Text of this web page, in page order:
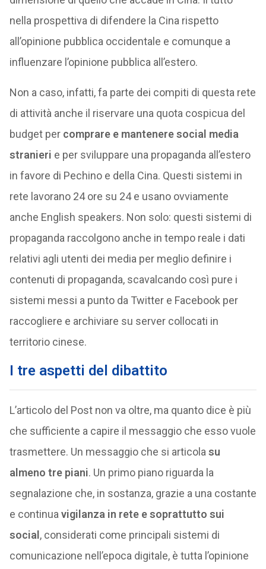
nella prospettiva di difendere la Cina rispetto
all’opinione pubblica occidentale e comunque a
influenzare l’opinione pubblica all’estero.
Non a caso, infatti, fa parte dei compiti di questa rete
di attività anche il riservare una quota cospicua del
budget per comprare e mantenere social media
stranieri e per sviluppare una propaganda all’estero
in favore di Pechino e della Cina. Questi sistemi in
rete lavorano 24 ore su 24 e usano ovviamente
anche English speakers. Non solo: questi sistemi di
propaganda raccolgono anche in tempo reale i dati
relativi agli utenti dei media per meglio definire i
contenuti di propaganda, scavalcando così pure i
sistemi messi a punto da Twitter e Facebook per
raccogliere e archiviare su server collocati in
territorio cinese.
I tre aspetti del dibattito
L’articolo del Post non va oltre, ma quanto dice è più
che sufficiente a capire il messaggio che esso vuole
trasmettere. Un messaggio che si articola su
almeno tre piani. Un primo piano riguarda la
segnalazione che, in sostanza, grazie a una costante
e continua vigilanza in rete e soprattutto sui
social , considerati come principali sistemi di
comunicazione nell’epoca digitale, è tutta l’opinione